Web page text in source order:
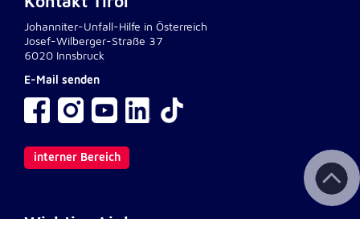
Johanniter-Unfall-Hilfe in Österreich
Josef-Wilberger-Straße 37
6020 Innsbruck
E-Mail senden
interner Bereich
Wichtige Links